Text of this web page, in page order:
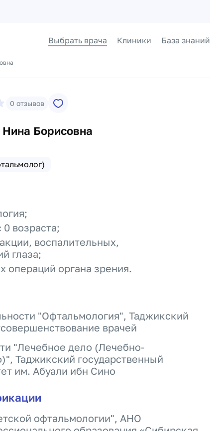
Выбрать врача Клиники База знаний
0 отзывов
Борисовна
возраста;
воспалительных,
глаза;
операций органа зрения.
"Офтальмология", Таджикский
врачей
"Лечебное дело (Лечебно-
Таджикский государственный
им. Абуали ибн Сино
офтальмологии", АНО